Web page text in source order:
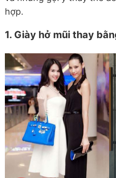
hợp.
1. Giày hở mũi thay